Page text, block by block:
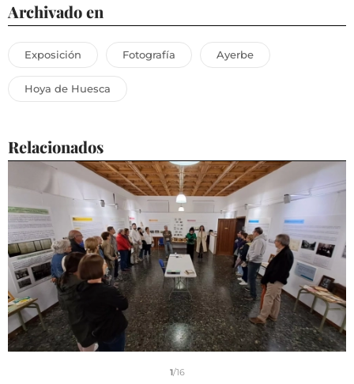
Archivado en
Exposición Fotografía Ayerbe
Hoya de Huesca
Relacionados
1/16